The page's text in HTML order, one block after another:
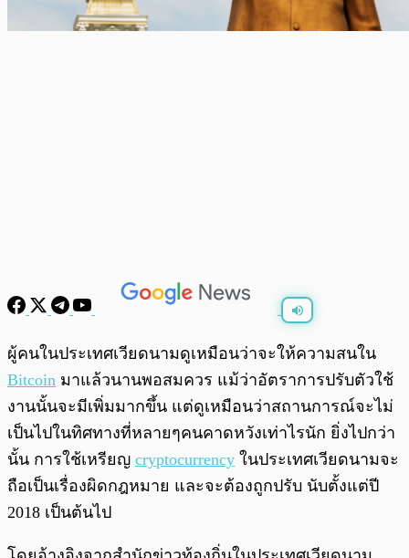
พร้อมเล่น 0:00
ผู้คนในประเทศเวียดนามดูเหมือนว่าจะให้ความสนใน
Bitcoin มาแล้วนานพอสมควร แม้ว่าอัตราการปรับตัวใช้
งานนั้นจะมีเพิ่มมากขึ้น แต่ดูเหมือนว่าสถานการณ์จะไม่
เป็นไปในทิศทางที่หลายๆคนคาดหวังเท่าไรนัก ยิ่งไปกว่า
นั้น การใช้เหรียญ cryptocurrency ในประเทศเวียดนามจะ
ถือเป็นเรื่องผิดกฎหมาย และจะต้องถูกปรับ นับตั้งแต่ปี
2018 เป็นต้นไป